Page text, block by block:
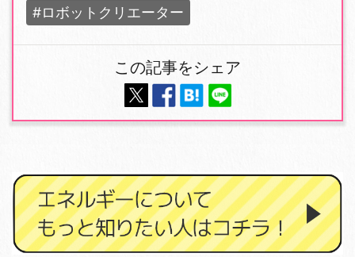
#ロボットクリエーター
この記事をシェア